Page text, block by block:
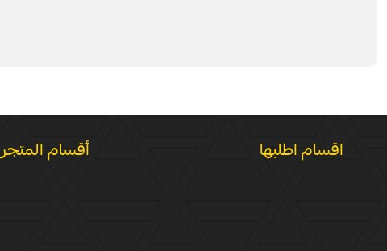
اقسام اطلبها أقسام المتجر